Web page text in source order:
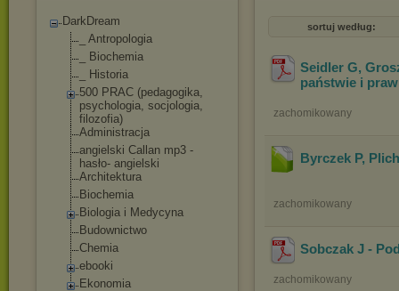
DarkDream
_ Antropologia
_ Biochemia
_ Historia
500 PRAC (pedagogika,
psychologia, socjologia,
filozofia)
Administracja
angielski Callan mp3 -
hasło- angielski
Architektura
Biochemia
Biologia i Medycyna
Budownictwo
Chemia
ebooki
Ekonomia
sortuj według:
Seidler G,
państwie i
zachomikowany
Byrczek P,
zachomikowany
Sobczak J -
zachomikowany